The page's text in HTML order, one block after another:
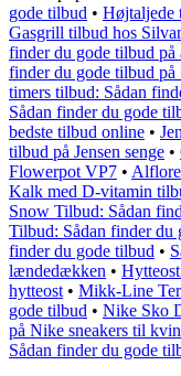
gode tilbud • Højtaljede
Gasgrill tilbud hos
finder du gode tilbud
finder du gode tilbud på
timers tilbud: Sådan
Sådan finder du gode
bedste tilbud online •
tilbud på Jensen senge •
Flowerpot VP7 •
Kalk med D-vitamin
Snow Tilbud: Sådan
Tilbud: Sådan finder du
finder du gode tilbud •
lændedækken •
hytteost • Mikk-Line
gode tilbud • Nike Sko
på Nike sneakers til
Sådan finder du gode